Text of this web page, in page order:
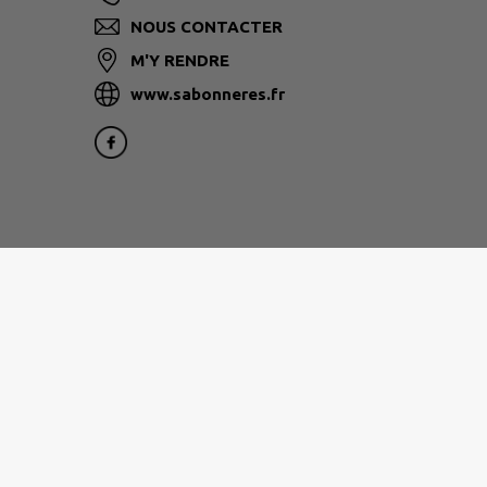
NOUS CONTACTER
M'Y RENDRE
www.sabonneres.fr